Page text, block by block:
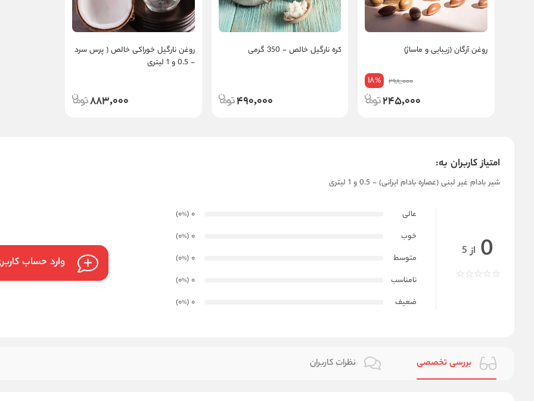
روغن آرگان (زیبایی و ماساژ)
298,000
18%
245,000
کره نارگیل خالص - 350 گرمی
490,000
روغن نارگیل خوراکی خالص ( پرس سرد
)- 0.5 و 1 لیتری
883,000
امتیاز کاربران به:
شیر بادام غیر لبنی (عصاره بادام ایرانی) - 0.5 و 1 لیتری
0 از 5
عالی 0
(0
%
)
خوب
0
(0
%
)
متوسط
0
(0
%
)
نامناسب
0
(0
%
)
ضعیف
0
(0
%
)
وارد حساب
بررسی تخصصی نظرات کاربران